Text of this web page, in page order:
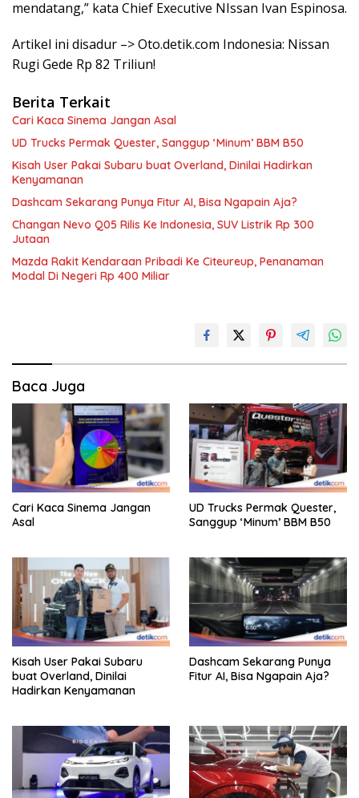
mendatang,” kata Chief Executive NIssan Ivan Espinosa.
Artikel ini disadur –> Oto.detik.com Indonesia: Nissan
Rugi Gede Rp 82 Triliun!
Berita Terkait
Cari Kaca Sinema Jangan Asal
UD Trucks Permak Quester, Sanggup ‘Minum’ BBM B50
Kisah User Pakai Subaru buat Overland, Dinilai Hadirkan
Kenyamanan
Dashcam Sekarang Punya Fitur AI, Bisa Ngapain Aja?
Changan Nevo Q05 Rilis Ke Indonesia, SUV Listrik Rp 300
Jutaan
Mazda Rakit Kendaraan Pribadi Ke Citeureup, Penanaman
Modal Di Negeri Rp 400 Miliar
Baca Juga
Cari Kaca Sinema Jangan
Asal
UD Trucks Permak Quester,
Sanggup ‘Minum’ BBM B50
Kisah User Pakai Subaru
buat Overland, Dinilai
Hadirkan Kenyamanan
Dashcam Sekarang Punya
Fitur AI, Bisa Ngapain Aja?